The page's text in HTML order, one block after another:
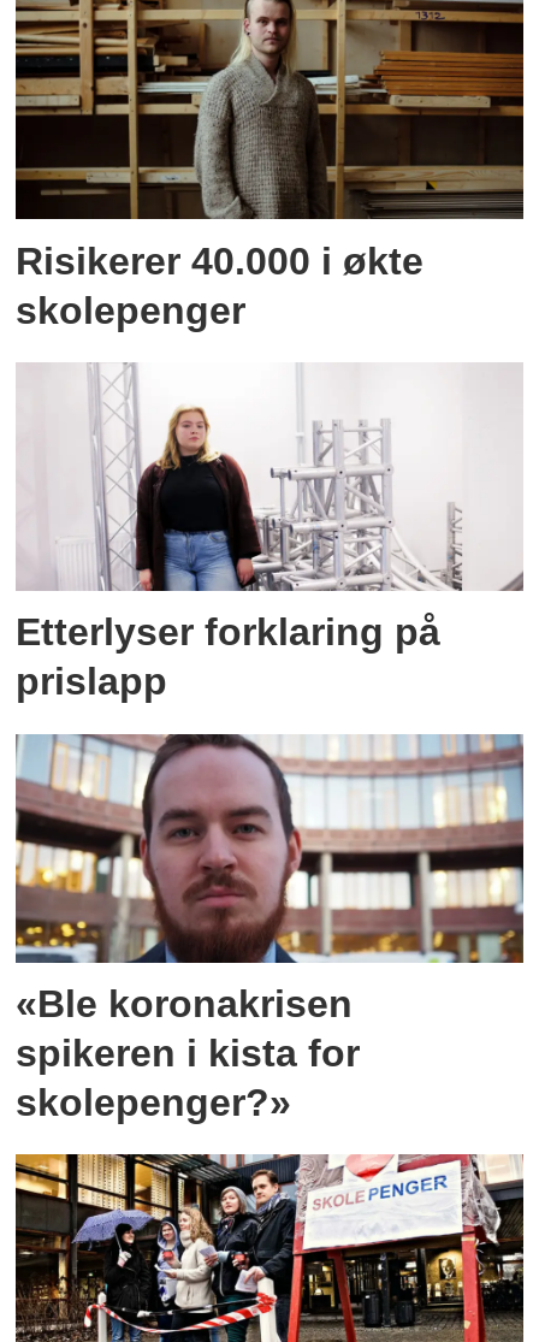
Risikerer 40.000 i økte
skolepenger
Etterlyser forklaring på
prislapp
«Ble koronakrisen
spikeren i kista for
skolepenger?»